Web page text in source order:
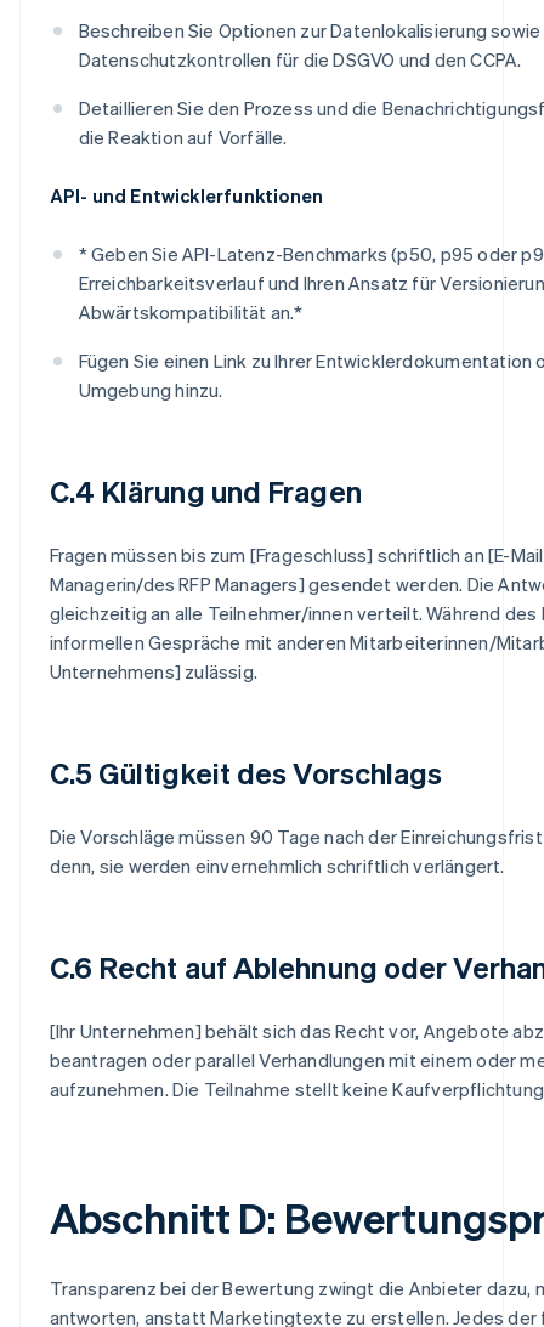
Beschreiben Sie Optionen zur Datenlokalisierung sowie
Datenschutzkontrollen für die DSGVO und den CCPA.
Detaillieren Sie den Prozess und die
die Reaktion auf Vorfälle.
API- und Entwicklerfunktionen
* Geben Sie API-Latenz-Benchmarks (p50, p95 oder
Erreichbarkeitsverlauf und Ihren Ansatz für
Abwärtskompatibilität an.*
Fügen Sie einen Link zu Ihrer Entwicklerdokumentation
Umgebung hinzu.
C.4 Klärung und Fragen
Fragen müssen bis zum [Frageschluss] schriftlich an [E-
Managerin/des RFP Managers] gesendet werden. Die
gleichzeitig an alle Teilnehmer/innen verteilt. Während
informellen Gespräche mit anderen Mitarbeiterinnen/
Unternehmens] zulässig.
C.5 Gültigkeit des Vorschlags
Die Vorschläge müssen 90 Tage nach der
denn, sie werden einvernehmlich schriftlich verlängert.
C.6 Recht auf Ablehnung oder
[Ihr Unternehmen] behält sich das Recht vor, Angebote
beantragen oder parallel Verhandlungen mit einem oder
aufzunehmen. Die Teilnahme stellt keine
Abschnitt D:
Transparenz bei der Bewertung zwingt die Anbieter dazu,
antworten, anstatt Marketingtexte zu erstellen. Jedes der